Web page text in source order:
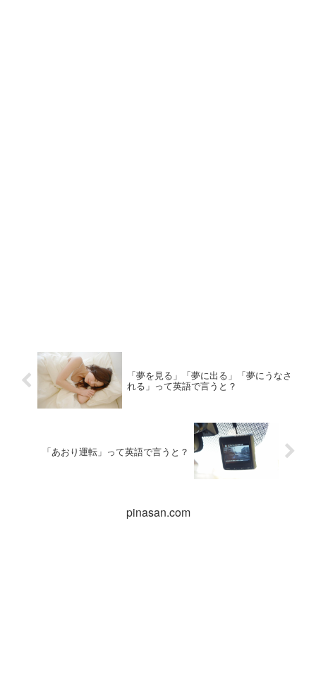
「夢を見る」「夢に出る」「夢にうなさ
れる」って英語で言うと？
「あおり運転」って英語で言うと？
pinasan.com